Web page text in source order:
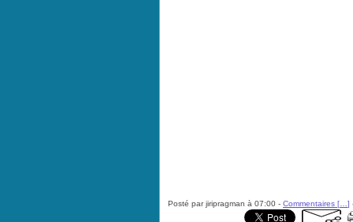
Posté par jiripragman à 07:00 - Commentaires [ ]